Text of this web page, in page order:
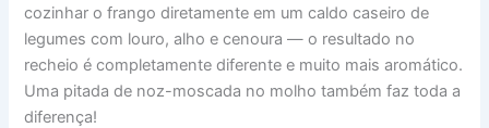
cozinhar o frango diretamente em um caldo caseiro de
legumes com louro, alho e cenoura — o resultado no
recheio é completamente diferente e muito mais aromático.
Uma pitada de noz-moscada no molho também faz toda a
diferença!